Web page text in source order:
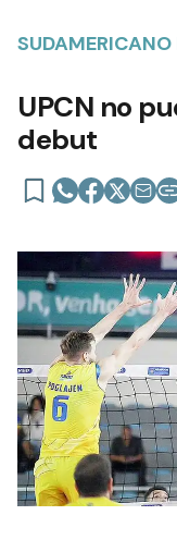
SUDAMERICANO
UPCN no
debut